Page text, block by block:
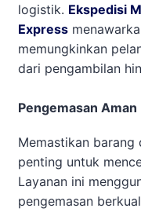
logistik. Ekspedisi
Express
memungkinkan
dari pengambilan
Pengemasan Aman
Memastikan barang
penting untuk
Layanan ini
pengemasan